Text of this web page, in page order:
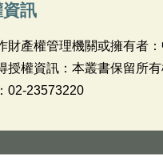
訊
財產權管理機關或擁有者
授權資訊：本叢書保留所
02-23573220